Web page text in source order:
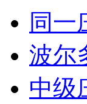
同一
波尔
中级